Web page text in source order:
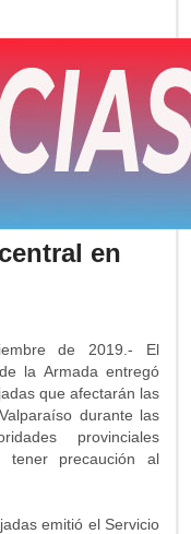
en
de 2019.- El
la Armada entregó
que afectarán las
durante las
provinciales
tener precaución al
emitió el Servicio